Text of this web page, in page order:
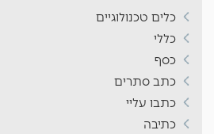
כלים טכנולוגיים
כללי
כסף
כתב סתרים
כתבו עליי
כתיבה